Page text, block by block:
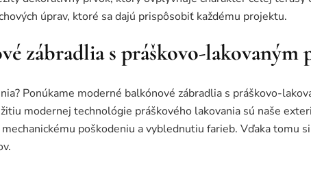
úprav, ktoré sa dajú prispôsobiť každému projektu.
zábradlia s práškovo-lakovaným
Ponúkame moderné balkónové zábradlia s práškovo-
modernej technológie práškového lakovania sú naše
poškodeniu a vyblednutiu farieb. Vďaka tomu